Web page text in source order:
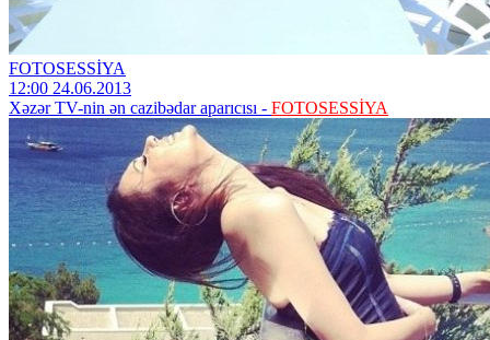
FOTOSESSİYA
12:00 24.06.2013
Xəzər TV-nin ən cazibədar aparıcısı - FOTOSESSİYA